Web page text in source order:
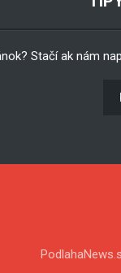
Stačí ak nám